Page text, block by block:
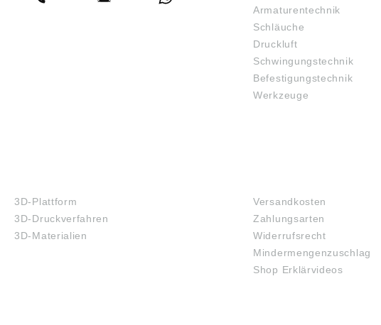
Armaturentechnik
Schläuche
Druckluft
Schwingungstechnik
Befestigungstechnik
Werkzeuge
3D-Plattform
3D-Druckverfahren
3D-Materialien
Versandkosten
Zahlungsarten
Widerrufsrecht
Mindermengenzuschlag
Shop Erklärvideos